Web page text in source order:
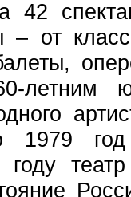
42
от
летним
год
году